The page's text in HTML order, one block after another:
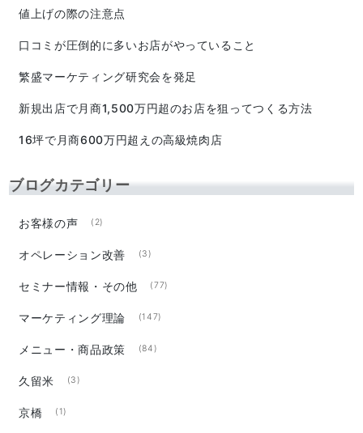
値上げの際の注意点
口コミが圧倒的に多いお店がやっていること
繁盛マーケティング研究会を発足
新規出店で月商1,500万円超のお店を狙ってつくる方法
16坪で月商600万円超えの高級焼肉店
ブログカテゴリー
お客様の声 (2)
オペレーション改善 (3)
セミナー情報・その他 (77)
マーケティング理論 (147)
メニュー・商品政策 (84)
久留米 (3)
京橋 (1)